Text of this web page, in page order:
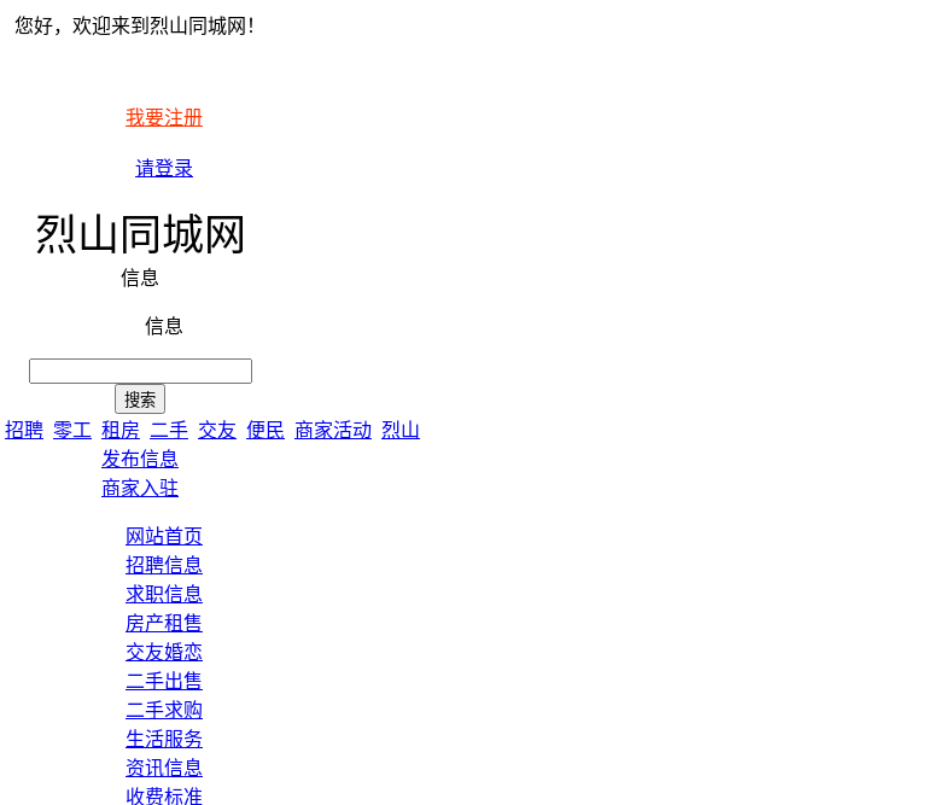
您好，欢迎来到烈山同城网！
我要注册
请登录
烈山同城网
信息
信息
招聘 零工 租房 二手 交友 便民 商家活动 烈山
发布信息
商家入驻
网站首页
招聘信息
求职信息
房产租售
交友婚恋
二手出售
二手求购
生活服务
资讯信息
收费标准